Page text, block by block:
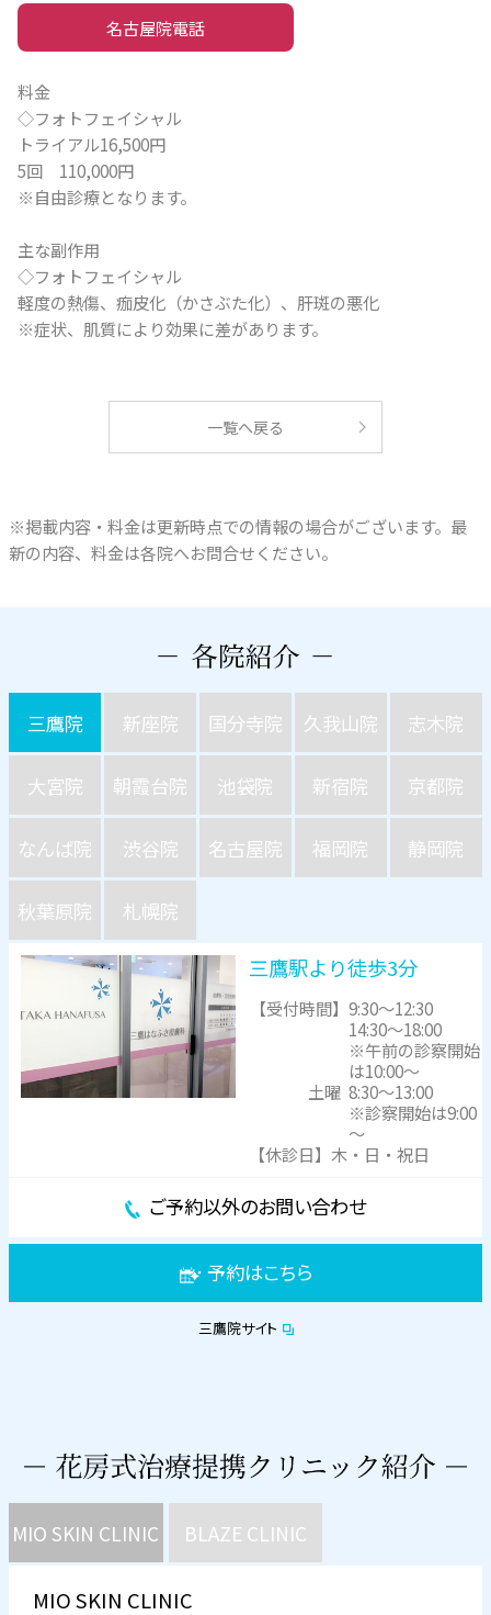
名古屋院電話
料金
◇フォトフェイシャル
トライアル16,500円
5回 110,000円
※自由診療となります。
主な副作用
◇フォトフェイシャル
軽度の熱傷、痂皮化（かさぶた化）、肝斑の悪化
※症状、肌質により効果に差があります。
一覧へ戻る
※掲載内容・料金は更新時点での情報の場合がございます。最
新の内容、料金は各院へお問合せください。
三鷹院 新座院 国分寺院 久我山院 志木院
大宮院 朝霞台院 池袋院 新宿院 京都院
なんば院 渋谷院 名古屋院 福岡院 静岡院
秋葉原院 札幌院
三鷹駅より徒歩3分
【受付時間】9:30～12:30
14:30～18:00
※午前の診察開始
は10:00～
土曜 8:30～13:00
※診察開始は9:00
～
【休診日】木・日・祝日
ご予約以外のお問い合わせ
予約はこちら
三鷹院サイト
MIO SKIN CLINIC BLAZE CLINIC
MIO SKIN CLINIC